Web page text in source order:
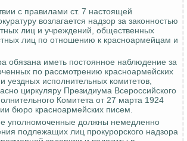
с правилами ст. 7 настоящей
возлагается надзор за законностью
лиц и учреждений, общественных
лиц по отношению к красноармейцам и
обязана иметь постоянное наблюдение за
по рассмотрению красноармейских
уездных исполнительных комитетов,
циркуляру Президиума Всероссийского
Комитета от 27 марта 1924
бюро красноармейских писем.
уполномоченные должны немедленно
подлежащих лиц прокурорского надзора